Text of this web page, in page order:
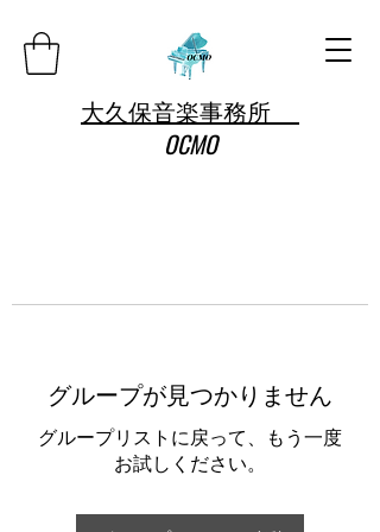
大久保音楽事務所
OCMO
グループが見つかりません
グループリストに戻って、もう一度
お試しください。